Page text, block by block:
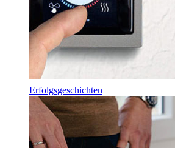
Erfolgsgeschichten